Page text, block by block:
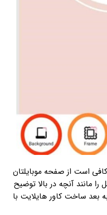
کافی است از صفحه موبایل­تان
مانند آنچه در بالا توضیح
بعد ساخت کاور هایلایت با